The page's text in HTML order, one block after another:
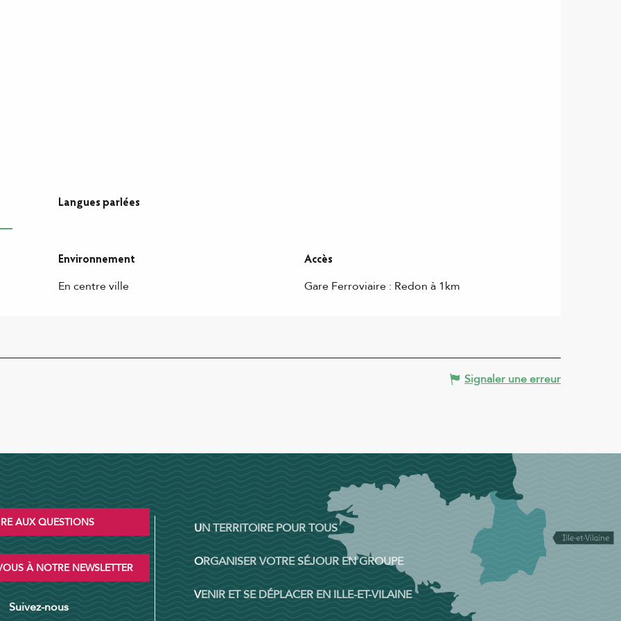
Langues parlées
Langues parlées
Environnement
Environnement
En centre ville
Accès
Accès
Gare Ferroviaire : Redon à 1km
Signaler une erreur
AUX QUESTIONS
À NOTRE NEWSLETTER
Suivez-nous
UN TERRITOIRE POUR TOUS
ORGANISER VOTRE SÉJOUR EN GROUPE
VENIR ET SE DÉPLACER EN ILLE-ET-VILAINE